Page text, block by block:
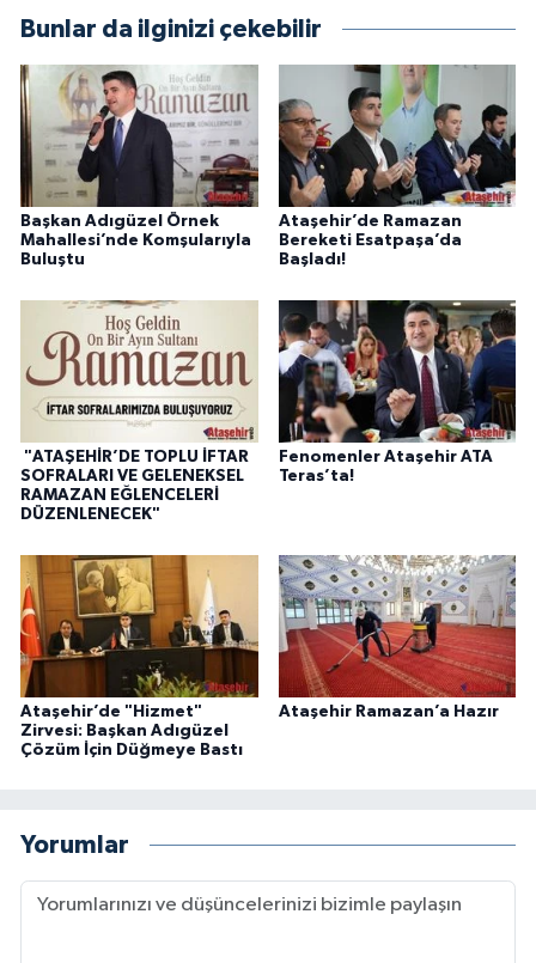
Bunlar da ilginizi çekebilir
Başkan Adıgüzel Örnek
Mahallesi’nde Komşularıyla
Buluştu
Ataşehir’de Ramazan
Bereketi Esatpaşa’da
Başladı!
"ATAŞEHİR’DE TOPLU İFTAR
SOFRALARI VE GELENEKSEL
RAMAZAN EĞLENCELERİ
DÜZENLENECEK"
Fenomenler Ataşehir ATA
Teras’ta!
Ataşehir’de "Hizmet"
Zirvesi: Başkan Adıgüzel
Çözüm İçin Düğmeye Bastı
Ataşehir Ramazan’a Hazır
Yorumlar